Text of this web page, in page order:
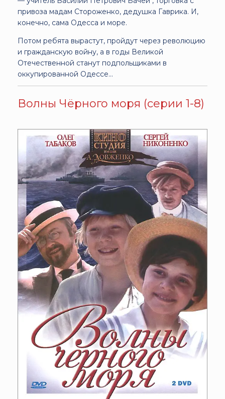
привоза мадам Стороженко, дедушка Гаврика. И,
конечно, сама Одесса и море.
Потом ребята вырастут, пройдут через революцию
и гражданскую войну, а в годы Великой
Отечественной станут подпольщиками в
оккупированной Одессе...
Волны Чёрного моря (серии 1-8)